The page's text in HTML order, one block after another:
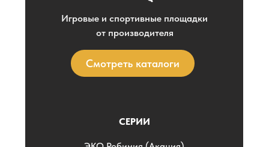
Смотреть каталоги
Игровые и спортивные площадки
от производителя
СЕРИИ